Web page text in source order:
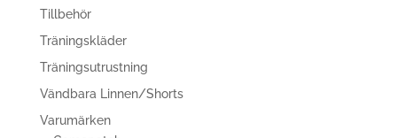
Tillbehör
Träningskläder
Träningsutrustning
Vändbara Linnen/Shorts
Varumärken